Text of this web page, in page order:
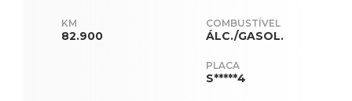
KM
82.900
COMBUSTÍVEL
ÁLC./GASOL.
PLACA
S*****4